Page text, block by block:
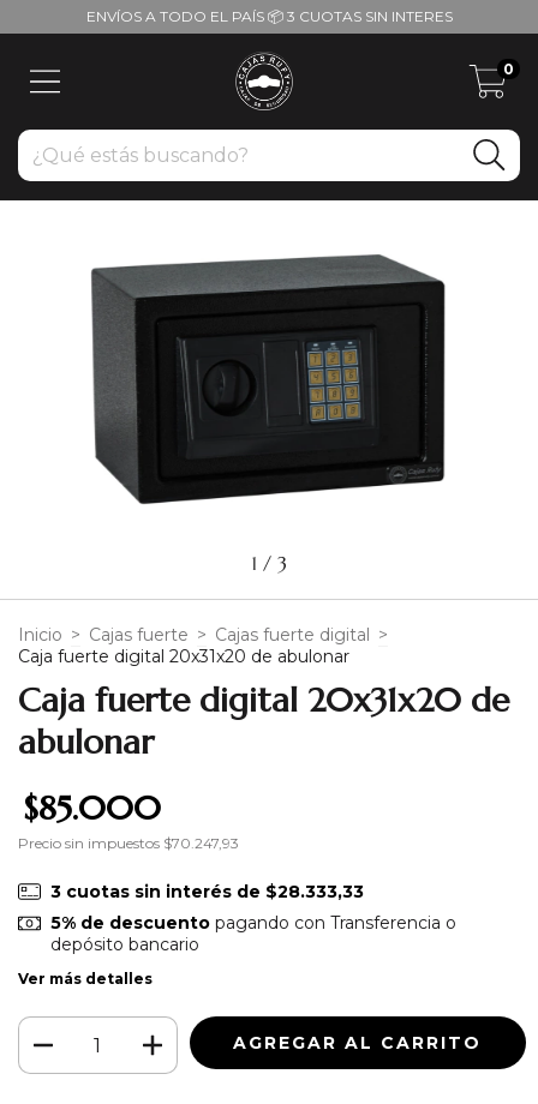
ENVÍOS A TODO EL PAÍS 📦 3 CUOTAS SIN INTERES
0
1 / 3
Inicio > Cajas fuerte > Cajas fuerte digital >
Caja fuerte digital 20x31x20 de abulonar
Caja fuerte digital 20x31x20 de
abulonar
$85.000
Precio sin impuestos $70.247,93
3 cuotas sin interés de $28.333,33
5% de descuentopagando con Transferencia o
depósito bancario
Ver más detalles